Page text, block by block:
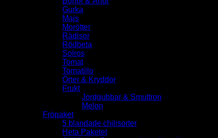
Gurka
Majs
Morötter
Rädisor
Rödbeta
Solros
Tomat
Tomatillo
Örter & Kryddor
Frukt
Jordgubbar & Smultron
Melon
Fröpaket
5 blandade chilisorter
Heta Paketet